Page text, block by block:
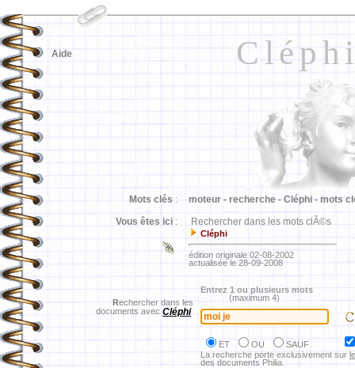
Aide
Mots clés : moteur - recherche - Cléphi - mots
Vous êtes ici : Rechercher dans les mots clÃ©s
Cléphi
édition originale 02-08-2002
actualisée le 28-09-2008
Rechercher dans les
documents avec Cléphi
Entrez 1 ou plusieurs mots
(maximum 4)
ET OU
SAUF
La recherche porte exclusivement sur
des documents Philia.